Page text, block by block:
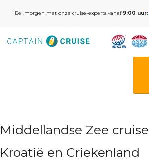
Bel morgen met onze cruise-experts vanaf 9:00 uur:
Middellandse Zee
Kroatië en Griekenland